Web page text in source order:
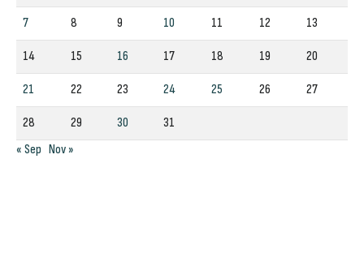
7 8 9 10 11 12 13
14 15 16 17 18 19 20
21 22 23 24 25 26 27
28 29 30
31
« Sep Nov »